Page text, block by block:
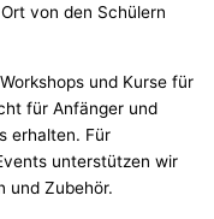
von den Schülern
und Kurse für
für Anfänger und
erhalten. Für
unterstützen wir
und Zubehör.